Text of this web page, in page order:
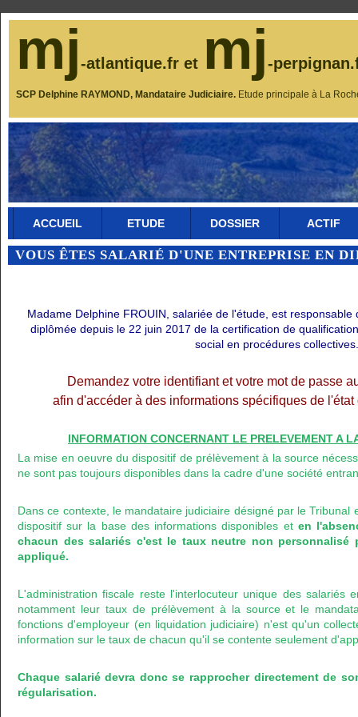
mj-atlantique.fr et mj-
SCP Delphine RAYMOND, Mandataire Judiciaire. Etude principale à La
ACCUEIL ETUDE DOSSIER ACTIF
VOUS ÊTES SALARIÉ D'UNE ENTREPRISE EN
Madame Delphine FROUIN, salariée de l'étude, est
diplômée depuis le 22 juin 2017 de la certification de
social en procédures collectives.
Demandez votre identifiant et votre mot de passe
afin d'accéder à des informations spécifiques de
INFORMATION CONCERNANT LE PRELEVEMENT A
La mise en oeuvre du dispositif de prélèvement à la source
ne sont pas toujours disponibles dans la cadre d'une société
Dans ce contexte, le mandataire judiciaire désigné par le Tribunal
dispositif sur la base des informations disponibles et en
chacun des salariés c'est le taux neutre non personnalisé
appliqué.
L'administration fiscale reste l'interlocuteur unique des salariés
notamment leur taux de prélèvement à la source et le
fonctions d'employeur (en liquidation judiciaire) n'est qu'un
information sur le taux de chacun qu'il se contente seulement
Chaque salarié devra donc se rapprocher directement de
régularisation.